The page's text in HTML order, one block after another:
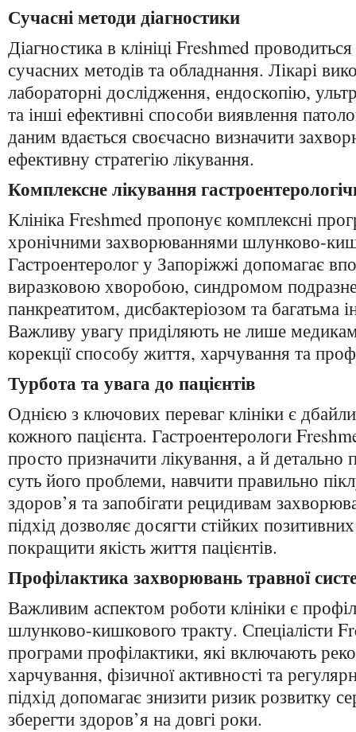
Сучасні методи діагностики
Діагностика в клініці Freshmed
сучасних методів та обладнання. Лікарі
лабораторні дослідження, ендоскопію,
та інші ефективні способи виявлення
даним вдається своєчасно визначити
ефективну стратегію лікування.
Комплексне лікування
Клініка Freshmed пропонує комплексні
хронічними захворюваннями шлунково-
Гастроентеролог у Запоріжжі допомагає
виразковою хворобою, синдромом
панкреатитом, дисбактеріозом та багатьма
Важливу увагу приділяють не лише
корекції способу життя, харчування та
Турбота та увага до пацієнтів
Однією з ключових переваг клініки є
кожного пацієнта. Гастроентерологи
просто призначити лікування, а й детально
суть його проблеми, навчити правильно
здоров’я та запобігати рецидивам
підхід дозволяє досягти стійких
покращити якість життя пацієнтів.
Профілактика захворювань травної
Важливим аспектом роботи клініки є
шлунково-кишкового тракту. Спеціалісти
програми профілактики, які включають
харчування, фізичної активності та
підхід допомагає знизити ризик розвитку
зберегти здоров’я на довгі роки.